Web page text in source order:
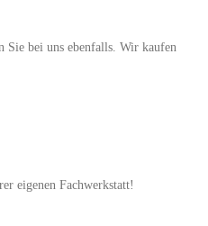
Sie bei uns ebenfalls. Wir kaufen
eigenen Fachwerkstatt!